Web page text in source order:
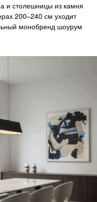
и столешницы из камня
200–240 см уходит
монобренд шоурум